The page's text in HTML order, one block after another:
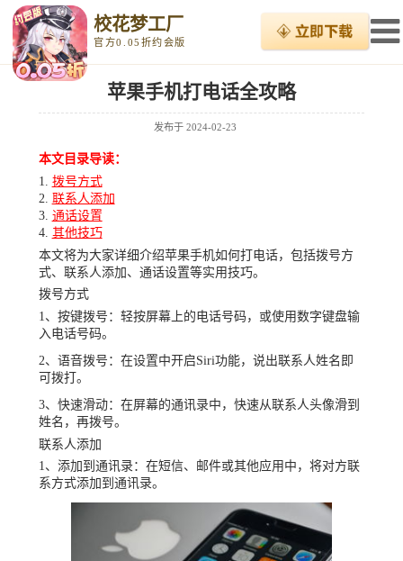
校花梦工厂
官方0.05折约会版
苹果手机打电话全攻略
发布于2024-02-23
本文目录导读：
拨号方式
联系人添加
通话设置
其他技巧
本文将为大家详细介绍苹果手机如何打电话，包括拨号方
式、联系人添加、通话设置等实用技巧。
拨号方式
1、按键拨号：轻按屏幕上的电话号码，或使用数字键盘输
入电话号码。
2、语音拨号：在设置中开启Siri功能，说出联系人姓名即
可拨打。
3、快速滑动：在屏幕的通讯录中，快速从联系人头像滑到
姓名，再拨号。
联系人添加
1、添加到通讯录：在短信、邮件或其他应用中，将对方联
系方式添加到通讯录。